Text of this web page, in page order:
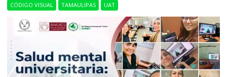
CÓDIGO VISUAL TAMAULIPAS UAT